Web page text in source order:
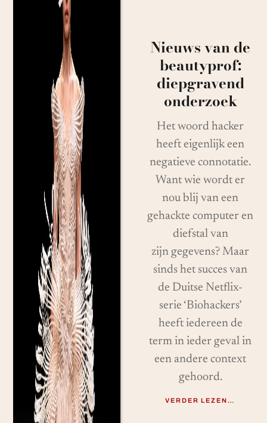
Nieuws van de
beautyprof:
diepgravend
onderzoek
Het woord hacker
heeft eigenlijk een
negatieve connotatie.
Want wie wordt er
nou blij van een
gehackte computer en
diefstal van
zijn gegevens? Maar
sinds het succes van
de Duitse Netflix-
serie ‘Biohackers’
heeft iedereen de
term in ieder geval in
een andere context
gehoord.
VERDER LEZEN…